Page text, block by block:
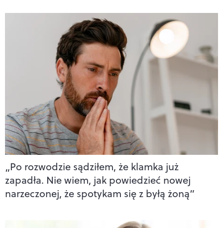
„Po rozwodzie sądziłem, że klamka już
zapadła. Nie wiem, jak powiedzieć nowej
narzeczonej, że spotykam się z byłą żoną”